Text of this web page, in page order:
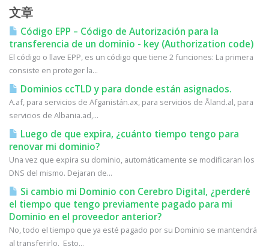
文章
Código EPP – Código de Autorización para la
transferencia de un dominio - key (Authorization code)
El código o llave EPP, es un código que tiene 2 funciones: La primera
consiste en proteger la...
Dominios ccTLD y para donde están asignados.
A.af, para servicios de Afganistán.ax, para servicios de Åland.al, para
servicios de Albania.ad,...
Luego de que expira, ¿cuánto tiempo tengo para
renovar mi dominio?
Una vez que expira su dominio, automáticamente se modificaran los
DNS del mismo. Dejaran de...
Si cambio mi Dominio con Cerebro Digital, ¿perderé
el tiempo que tengo previamente pagado para mi
Dominio en el proveedor anterior?
No, todo el tiempo que ya esté pagado por su Dominio se mantendrá
al transferirlo. Esto...